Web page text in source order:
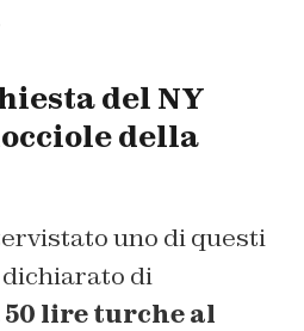
del NY
della
uno di questi
di
50 lire turche al